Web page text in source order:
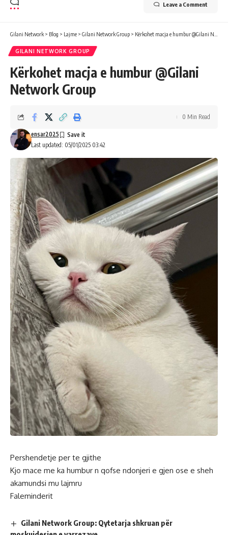
Leave a Comment
Gilani Network > Blog > Lajme > Gilani Network Group > Kërkohet macja e humbur @Gilani Network Group
GILANI NETWORK GROUP
Kërkohet macja e humbur @Gilani
Network Group
Last updated: 05/01/2025 03:42
ensar2025
0 Min Read
Pershendetje per te gjithe
Kjo mace me ka humbur n qofse ndonjeri e gjen ose e sheh
akamundsi mu lajmru
Faleminderit
Gilani Network Group: Qytetarja shkruan për